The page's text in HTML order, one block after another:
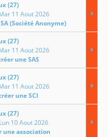
(27)
11 Aout 2026
(Société Anonyme)
(27)
11 Aout 2026
une SAS
(27)
11 Aout 2026
une SCI
(27)
10 Aout 2026
une association